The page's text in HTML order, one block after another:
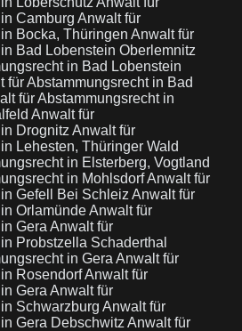
Camburg Anwalt für
Bocka, Thüringen Anwalt für
Bad Lobenstein Oberlemnitz
in Bad Lobenstein
für Abstammungsrecht in Bad
für Abstammungsrecht in
Anwalt für
Drognitz Anwalt für
Lehesten, Thüringer Wald
in Elsterberg, Vogtland
in MohlsdorfAnwalt für
Gefell Bei Schleiz Anwalt für
OrlamündeAnwalt für
Gera Anwalt für
Probstzella Schaderthal
in Gera Anwalt für
RosendorfAnwalt für
Gera Anwalt für
Schwarzburg Anwalt für
Gera Debschwitz Anwalt für